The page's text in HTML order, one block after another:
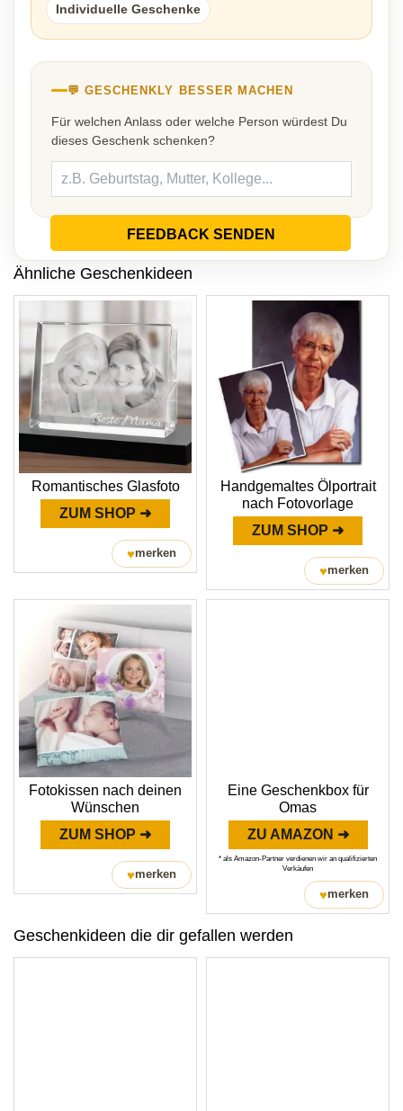
Individuelle Geschenke
💬 GESCHENKLY BESSER MACHEN
Für welchen Anlass oder welche Person würdest Du
dieses Geschenk schenken?
FEEDBACK SENDEN
Ähnliche Geschenkideen
Romantisches Glasfoto
ZUM SHOP ➜
♥merken
Handgemaltes Ölportrait
nach Fotovorlage
ZUM SHOP ➜
♥merken
Fotokissen nach deinen
Wünschen
ZUM SHOP ➜
♥merken
Eine Geschenkbox für
Omas
ZU AMAZON ➜
* als Amazon-Partner verdienen wir an qualifizierten
Verkäufen
♥merken
Geschenkideen die dir gefallen werden